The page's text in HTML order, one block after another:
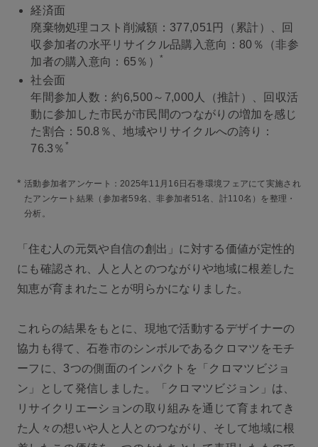
経済面
廃棄物処理コスト削減額：377,051円（累計）、回
収参加者の水平リサイクル品購入意向：80％（非参
加者の購入意向：65％）
*
社会面
年間参加人数：約6,500～7,000人（推計）、回収活
動に参加した市民が市民間のつながりの増加を感じ
た割合：50.8％、地域やリサイクルへの誇り：
76.3％ *
* 活動参加者アンケート：2025年11月16日石巻環境フェアにて実施され
たアンケート結果（参加者59名、非参加者51名、計110名）を整理・
分析。
「住む人の元気や自信の創出」に対する価値が定性的
にも確認され、人と人とのつながりや地域に根差した
知恵が育まれたことが明らかになりました。
これらの結果をもとに、現地で活動するデザイナーの
協力も得て、石巻市のシンボルであるクロマツをモチ
ーフに、3つの側面のインパクトを「クロマツビジョ
ン」として発信しました。「クロマツビジョン」は、
リサイクリエーションの取り組みを通じて育まれてき
た人々の想いや人と人とのつながり、そして地域に根